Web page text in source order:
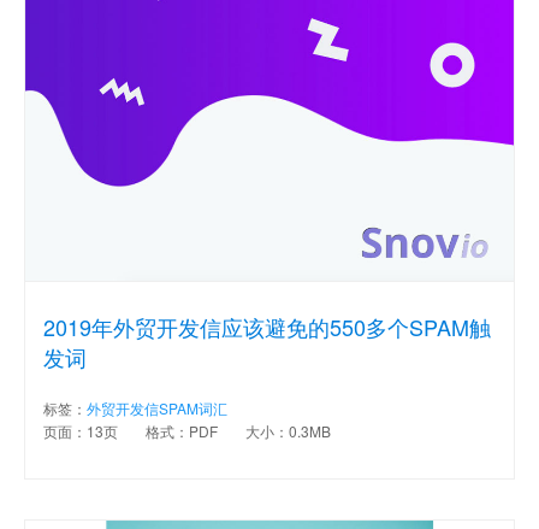
2019年外贸开发信应该避免的550多个SPAM触
发词
标签： 外贸开发信SPAM词汇
页面：13页
格式：PDF 大小：0.3MB